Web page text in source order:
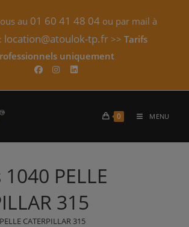
au 01 60 41 48 04 ou par mail à
location@atoulok-tp.fr >> Tarifs
uniquement​
0 MENU
PELLE
315
CATERPILLAR 315